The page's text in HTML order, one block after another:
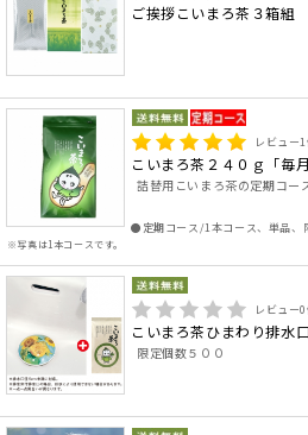
ご挨拶こいまろ茶３箱組
※写真は1本コースです。
レビュー1
こいまろ茶２４０ｇ「毎月
詰替用こいまろ茶の定期コー
●定期コース/1本コース、単品、
レビュー0
こいまろ茶ひまわり排水
限定個数５００